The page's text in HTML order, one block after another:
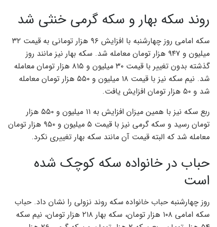
روند سکه بهار و سکه گرمی خنثی شد
سکه امامی روز چهارشنبه با افزایش ۹۶ هزار تومانی به قیمت ۳۲
میلیون و ۹۴۷ هزار تومان معامله شد. سکه بهار نیز مانند روز
گذشته بدون تغییر با قیمت ۳۰ میلیون و ۸۱۵ هزار تومان معامله
شد. نیم سکه نیز با قیمت ۱۸ میلیون و ۵۵۰ هزار تومان معامله
شد و ۵۰ هزار تومان افزایش یافت.
ربع سکه نیز با همین میزان افزایش به ۱۱ میلیون و ۵۵۰ هزار
تومان رسید و سکه گرمی نیز با قیمت ۵ میلیون و ۹۵۰ هزار تومان
معامله شد که البته قیمت آن مانند سکه بهار تغییری نکرد.
حباب در خانواده سکه کوچک شده
است
روز چهارشنبه حباب خانواده سکه روند نزولی را نشان داد. حباب
سکه امامی ۱۰۸ هزار تومان، سکه بهار ۲۱۸ هزار تومان، نیم سکه